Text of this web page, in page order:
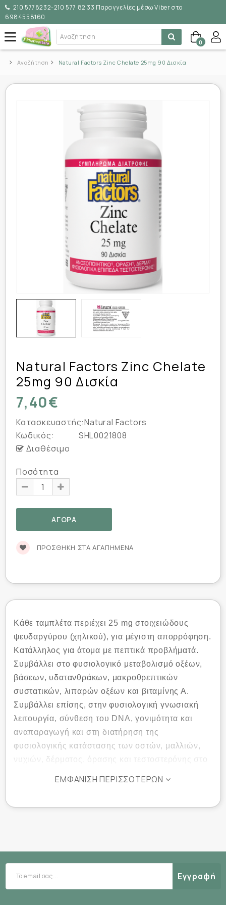
210 5778232-210 577 82 33 Παραγγελίες μέσω Viber στο
6984558160
0
Αναζήτηση Natural Factors Zinc Chelate 25mg 90 Δισκία
Natural Factors Zinc Chelate
25mg 90 Δισκία
7,40€
Κατασκευαστής:Natural Factors
Κωδικός:
SHL0021808
Διαθέσιμο
Ποσότητα
ΠΡΟΣΘΉΚΗ ΣΤΑ ΑΓΑΠΗΜΈΝΑ
Κάθε ταμπλέτα περιέχει 25 mg στοιχειώδους
ψευδαργύρου (χηλικού), για μέγιστη απορρόφηση.
Κατάλληλος για άτομα με πεπτικά προβλήματά.
Συμβάλλει στο φυσιολογικό μεταβολισμό οξέων,
βάσεων, υδατανθράκων, μακροθρεπτικών
συστατικών, λιπαρών οξέων και βιταμίνης Α.
Συμβάλλει επίσης, στην φυσιολογική γνωσιακή
λειτουργία, σύνθεση του DNA, γονιμότητα και
αναπαραγωγή και στη διατήρηση της
φυσιολογικής κατάστασης των οστών, μαλλιών,
νυχιών, δέρματος, όρασης και τεστοστερόνης στο
καταπολέμηση της ακμής, μειώνοντας τη
ΕΜΦΆΝΙΣΗ ΠΕΡΙΣΣΌΤΕΡΩΝ
Εγγραφή